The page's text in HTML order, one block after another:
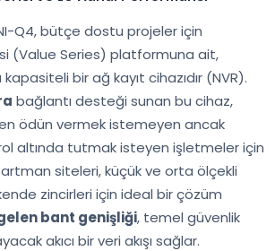
Q4, bütçe dostu projeler için
(Value Series) platformuna ait,
bir ağ kayıt cihazıdır (NVR).
bağlantı desteği sunan bu cihaz,
ödün vermek istemeyen ancak
altında tutmak isteyen işletmeler için
siteleri, küçük ve orta ölçekli
zincirleri için ideal bir çözüm
bant genişliği, temel güvenlik
akıcı bir veri akışı sağlar.